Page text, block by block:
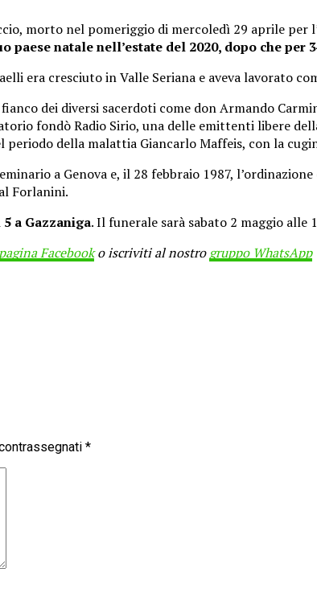
morto nel pomeriggio di mercoledì 29 aprile per
natale nell’estate del 2020, dopo che per
era cresciuto in Valle Seriana e aveva lavorato
dei diversi sacerdoti come don Armando
fondò Radio Sirio, una delle emittenti libere
periodo della malattia Giancarlo Maffeis, con la
a Genova e, il 28 febbraio 1987,
Forlanini.
a Gazzaniga. Il funerale sarà sabato 2 maggio alle
pagina Facebooko iscriviti al nostrogruppo WhatsApp
*